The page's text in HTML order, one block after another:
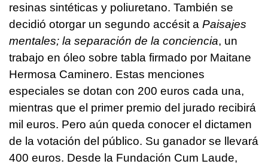
resinas sintéticas y poliuretano. También se
decidió otorgar un segundo accésit a Paisajes
mentales; la separación de la conciencia, un
trabajo en óleo sobre tabla firmado por Maitane
Hermosa Caminero. Estas menciones
especiales se dotan con 200 euros cada una,
mientras que el primer premio del jurado recibirá
mil euros. Pero aún queda conocer el dictamen
de la votación del público. Su ganador se llevará
400 euros. Desde la Fundación Cum Laude,